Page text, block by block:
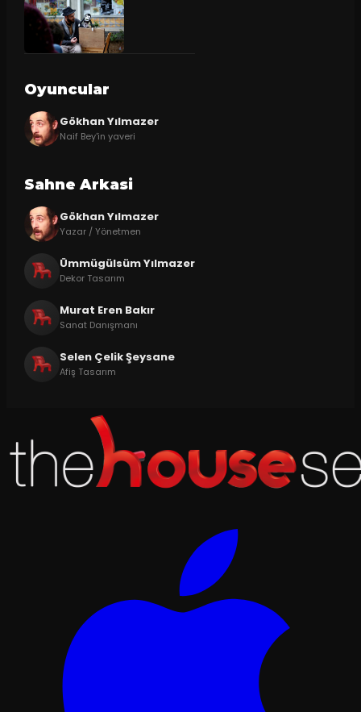
Oyuncular
Gökhan Yılmazer
Naif Bey'in yaveri
Sahne Arkasi
Gökhan Yılmazer
Yazar / Yönetmen
Ümmügülsüm Yılmazer
Dekor Tasarım
Murat Eren Bakır
Sanat Danışmanı
Selen Çelik Şeysane
Afiş Tasarım